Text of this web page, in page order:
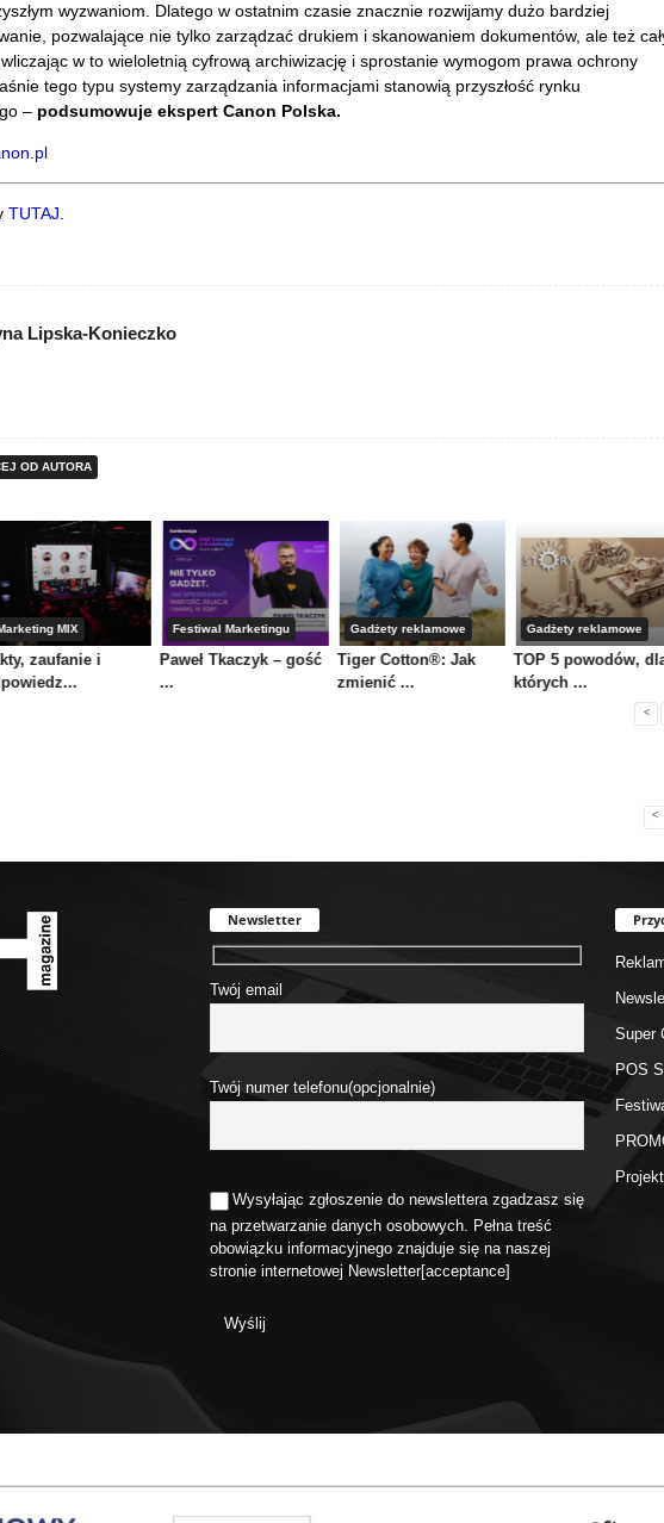
wyzwaniom. Dlatego w ostatnim czasie znacznie rozwijamy dużo bardziej
pozwalające nie tylko zarządzać drukiem i skanowaniem dokumentów, ale też
w to wieloletnią cyfrową archiwizację i sprostanie wymogom prawa ochrony
tego typu systemy zarządzania informacjami stanowią przyszłość rynku
– podsumowuje ekspert Canon Polska.
TUTAJ.
Lipska-Konieczko
OD AUTORA
MIX
zaufanie i
Festiwal Marketingu
Paweł Tkaczyk – gość
...
Gadżety reklamowe
Tiger Cotton®: Jak
zmienić ...
Gadżety reklamowe
TOP 5 powodów,
których ...
<
<
Newsletter
Twój email
Twój numer telefonu(opcjonalnie)
Wysyłając zgłoszenie do newslettera zgadzasz się
na przetwarzanie danych osobowych. Pełna treść
obowiązku informacyjnego znajduje się na naszej
stronie internetowej Newsletter[acceptance]
Super
POS